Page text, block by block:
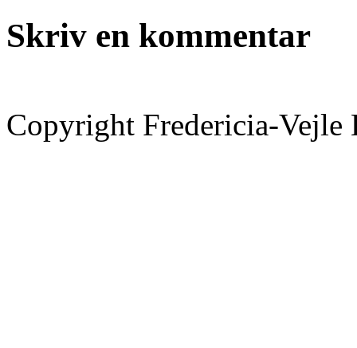
Skriv en kommentar
Copyright Fredericia-Vejle